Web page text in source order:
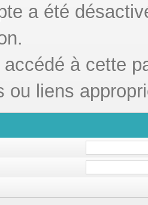
a été
à cette
ou liens